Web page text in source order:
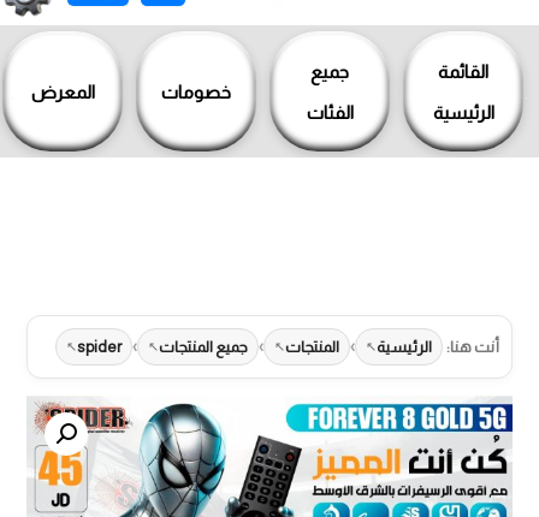
القائمة
الرئيسية
جميع
الفئات
خصومات المعرض
تخطي
أنت هنا: الرئيسية › المنتجات › جميع المنتجات ›
spider